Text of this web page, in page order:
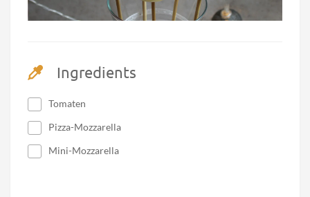
Ingredients
Tomaten
Pizza-Mozzarella
Mini-Mozzarella